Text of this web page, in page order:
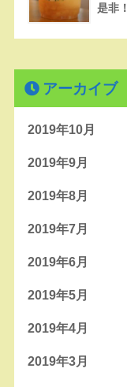
是非！
アーカイブ
2019年10月
2019年9月
2019年8月
2019年7月
2019年6月
2019年5月
2019年4月
2019年3月